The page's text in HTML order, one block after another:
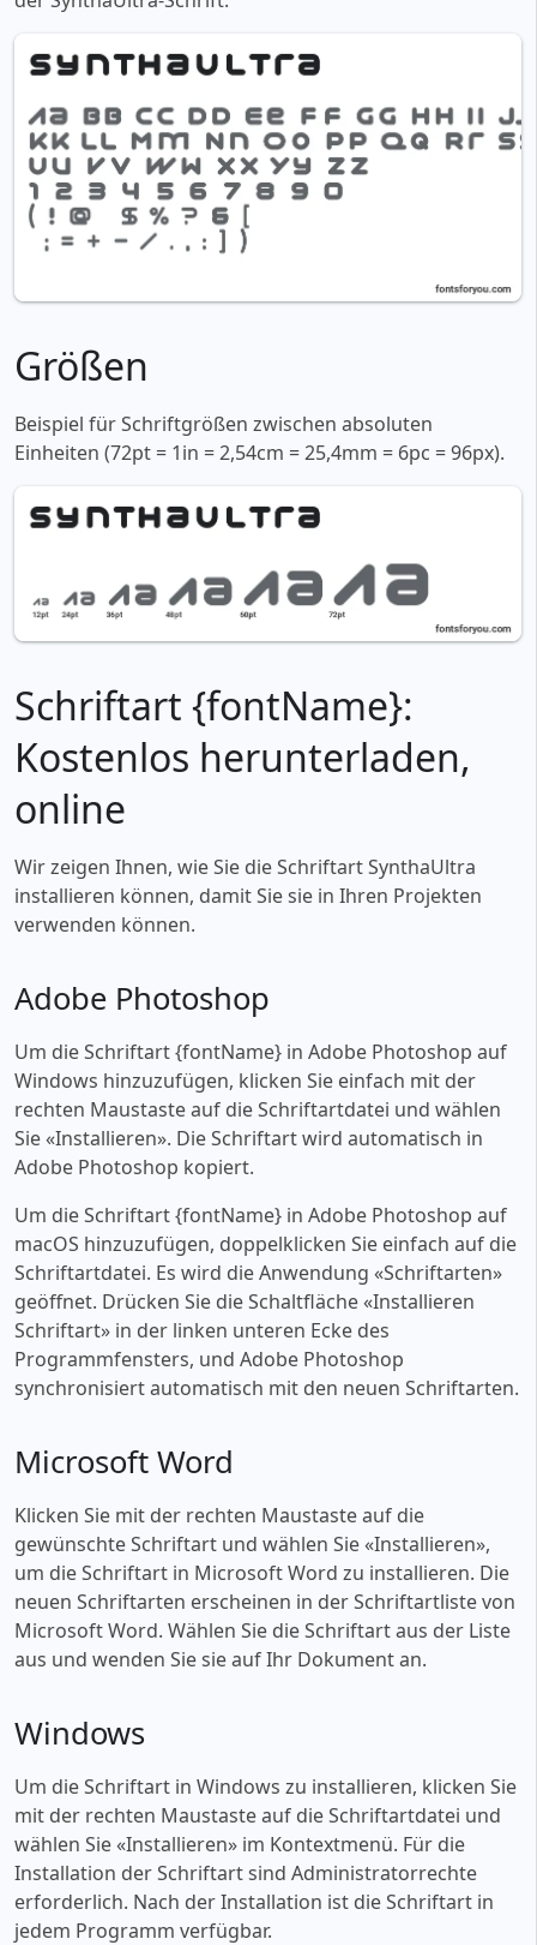
Größen
Beispiel für Schriftgrößen zwischen absoluten
Einheiten (72pt = 1in = 2,54cm = 25,4mm = 6pc = 96px).
Schriftart {fontName}:
Kostenlos herunterladen,
online
Wir zeigen Ihnen, wie Sie die Schriftart SynthaUltra
installieren können, damit Sie sie in Ihren Projekten
verwenden können.
Adobe Photoshop
Um die Schriftart {fontName} in Adobe Photoshop auf
Windows hinzuzufügen, klicken Sie einfach mit der
rechten Maustaste auf die Schriftartdatei und wählen
Sie «‎Installieren». Die Schriftart wird automatisch in
Adobe Photoshop kopiert.
Um die Schriftart {fontName} in Adobe Photoshop auf
macOS hinzuzufügen, doppelklicken Sie einfach auf die
Schriftartdatei. Es wird die Anwendung «‎Schriftarten»
geöffnet. Drücken Sie die Schaltfläche «‎Installieren
Schriftart» in der linken unteren Ecke des
Programmfensters, und Adobe Photoshop
synchronisiert automatisch mit den neuen Schriftarten.
Microsoft Word
Klicken Sie mit der rechten Maustaste auf die
gewünschte Schriftart und wählen Sie «‎Installieren»,
um die Schriftart in Microsoft Word zu installieren. Die
neuen Schriftarten erscheinen in der Schriftartliste von
Microsoft Word. Wählen Sie die Schriftart aus der Liste
aus und wenden Sie sie auf Ihr Dokument an.
Windows
Um die Schriftart in Windows zu installieren, klicken Sie
mit der rechten Maustaste auf die Schriftartdatei und
wählen Sie «‎Installieren» im Kontextmenü. Für die
Installation der Schriftart sind Administratorrechte
erforderlich. Nach der Installation ist die Schriftart in
jedem Programm verfügbar.